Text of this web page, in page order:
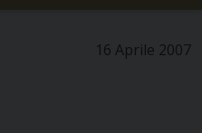
16 Aprile 2007